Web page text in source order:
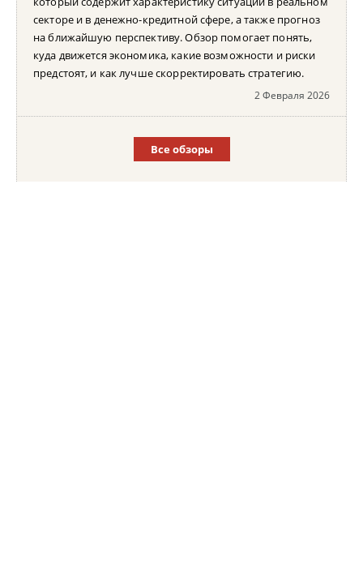
секторе и в денежно-кредитной сфере, а также прогноз
на ближайшую перспективу. Обзор помогает понять,
куда движется экономика, какие возможности и риски
предстоят, и как лучше скорректировать стратегию.
2 Февраля 2026
Все обзоры